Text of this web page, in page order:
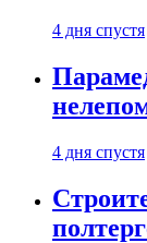
4 дня спустя
4 дня спустя